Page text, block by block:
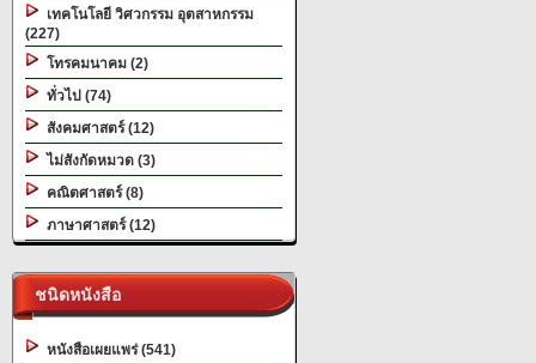
เทคโนโลยี วิศวกรรม อุตสาหกรรม
(227)
โทรคมนาคม (2)
ทั่วไป (74)
สังคมศาสตร์ (12)
ไม่สังกัดหมวด (3)
คณิตศาสตร์ (8)
ภาษาศาสตร์ (12)
ชนิดหนังสือ
หนังสือเผยแพร่ (541)